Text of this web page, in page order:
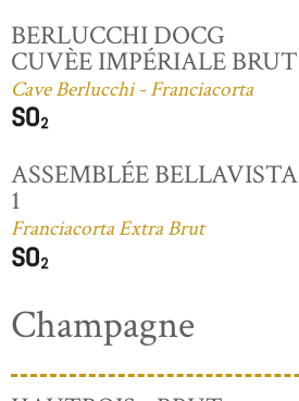
BERLUCCHI DOCG
CUVÈE IMPÉRIALE BRUT
Cave Berlucchi - Franciacorta
ASSEMBLÉE BELLAVISTA
1
Franciacorta Extra Brut
Champagne